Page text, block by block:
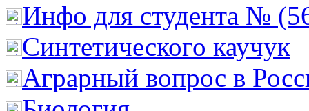
Инфо для студента №
Cинтетического каучук
Аграрный вопрос в